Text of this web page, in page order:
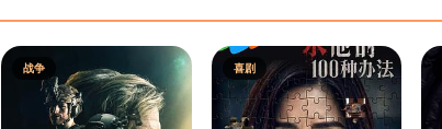
战争 喜剧